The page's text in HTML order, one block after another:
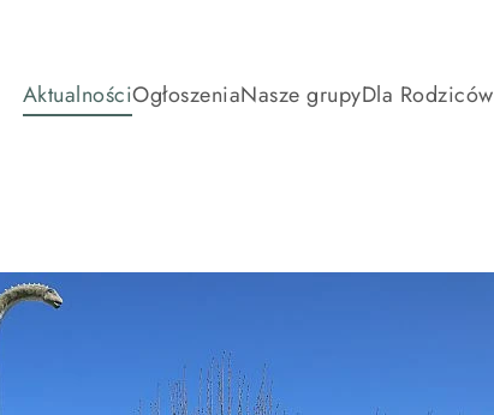
AktualnościOgłoszeniaNasze grupyDla Rodziców